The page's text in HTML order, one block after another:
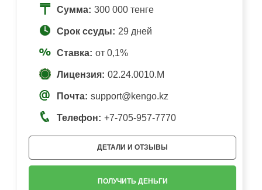
Сумма: 300 000 тенге
Срок ссуды: 29 дней
Ставка: от 0,1%
Лицензия: 02.24.0010.М
Почта: support@kengo.kz
Телефон: +7-705-957-7770
ДЕТАЛИ И ОТЗЫВЫ
ПОЛУЧИТЬ ДЕНЬГИ